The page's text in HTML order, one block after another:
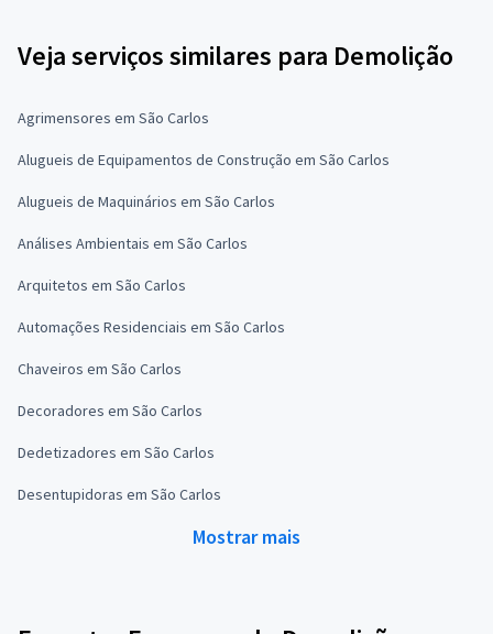
Veja serviços similares para Demolição
Agrimensores em São Carlos
Alugueis de Equipamentos de Construção em São Carlos
Alugueis de Maquinários em São Carlos
Análises Ambientais em São Carlos
Arquitetos em São Carlos
Automações Residenciais em São Carlos
Chaveiros em São Carlos
Decoradores em São Carlos
Dedetizadores em São Carlos
Desentupidoras em São Carlos
Mostrar mais